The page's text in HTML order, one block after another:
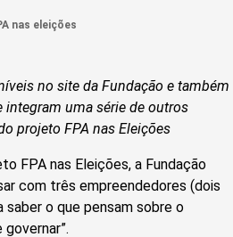
nas eleições
no site da Fundação e também
integram uma série de outros
projeto FPA nas Eleições
FPA nas Eleições, a Fundação
com três empreendedores (dois
saber o que pensam sobre o